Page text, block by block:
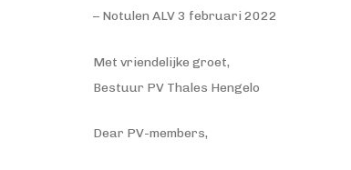
– Notulen ALV 3 februari 2022
Met vriendelijke groet,
Bestuur PV Thales Hengelo
Dear PV-members,